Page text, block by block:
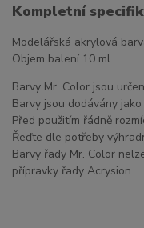
Kompletní
Modelářská akrylová
Objem balení 10 ml.
Barvy Mr. Color jsou
Barvy jsou dodávány
Před použitím řádně
Řeďte dle potřeby
Barvy řady Mr. Color
přípravky řady Acrysion.